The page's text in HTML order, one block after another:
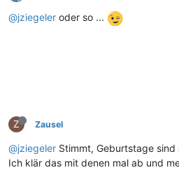
@jziegeler oder so ...
Z Zausel
@jziegeler Stimmt, Geburtstage
Ich klär das mit denen mal ab und